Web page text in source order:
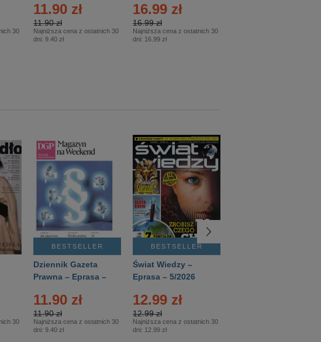
30
11.90 zł
11.90 zł
Najniższa cena z ostatnich 30
dni: 9.40 zł
16.99 zł
16.99 zł
Najniższa cena z ostatnich 30
dni: 16.99 zł
30
BESTSELLER
Dziennik Gazeta
Prawna – Eprasa –
11.90 zł
11.90 zł
Najniższa cena z ostatnich 30
dni: 9.40 zł
BESTSELLER
Świat Wiedzy –
Eprasa – 5/2026
12.99 zł
12.99 zł
Najniższa cena z ostatnich 30
dni: 12.99 zł